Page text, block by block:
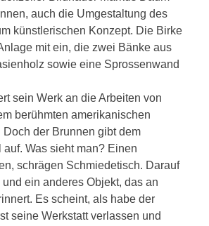
auch die Umgestaltung des
künstlerischen Konzept. Die Birke
mit ein, die zwei Bänke aus
sowie eine Sprossenwand
sein Werk an die Arbeiten von
berühmten amerikanischen
Doch der Brunnen gibt dem
auf. Was sieht man? Einen
schrägen Schmiedetisch. Darauf
ein anderes Objekt, das an
Es scheint, als habe der
seine Werkstatt verlassen und